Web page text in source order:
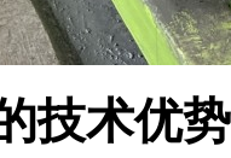
技术优势